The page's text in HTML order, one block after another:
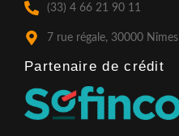
-
f
m
(33) 4 66 21 90 11
7 rue régale, 30000 Nîmes
Partenaire de crédit​